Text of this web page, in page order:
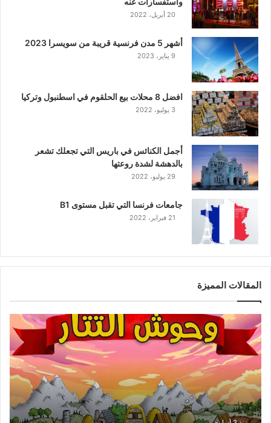
20 أبريل، 2022
أشهر 5 مدن فرنسية قريبة من سويسرا 2023
9 يناير، 2023
افضل 8 محلات بيع الحلقوم في اسطنبول وتركيا
3 يوليو، 2022
أجمل الكنائس في باريس التي تجعلك تشعر
بالدهشة لشدة روعتها
29 يوليو، 2022
جامعات فرنسا التي تقبل مستوى B1
21 فبراير، 2022
المقالات المميزة
و
ح
و
ش
ا
ل
ت
ت